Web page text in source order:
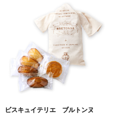
ビスキュイテリエ ブルトンヌ